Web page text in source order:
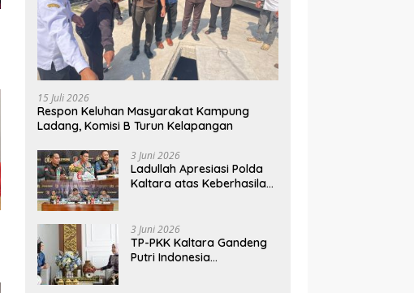
Pemprov Kaltara dan TNI
Perkuat Sinergi Percepat
Pembangunan Kawasan
Perbatasan Indonesia–
Malaysia
Pemkab Sintang Cari
Terobosan PAD, ke DPR RI
15 Juli 2026
Respon Keluhan Masyarakat Kampung
Ladang, Komisi B Turun Kelapangan
3 Juni 2026
Ladullah Apresiasi Polda
Kaltara atas Keberhasilan
3 Juni 2026
TP-PKK Kaltara Gandeng
Putri Indonesia